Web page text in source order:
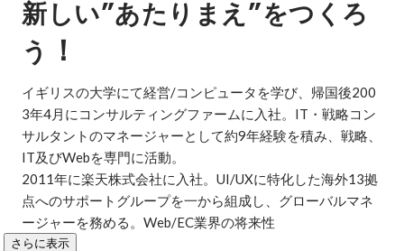
新しい”あたりまえ”をつくろ
う ！
イギリスの大学にて経営/コンピュータを学び、帰国後200
3年4月にコンサルティングファームに入社。IT・戦略コン
サルタントのマネージャーとして約9年経験を積み、戦略、
IT及びWebを専門に活動。
2011年に楽天株式会社に入社。UI/UXに特化した海外13拠
点へのサポートグループを一から組成し、グローバルマネ
ージャーを務める。Web/EC業界の将来性
さらに表示